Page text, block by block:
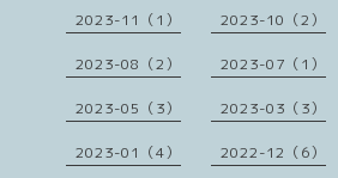
2023-11（1） 2023-10（2）
2023-08（2） 2023-07（1）
2023-05（3） 2023-03（3）
2023-01（4） 2022-12（6）